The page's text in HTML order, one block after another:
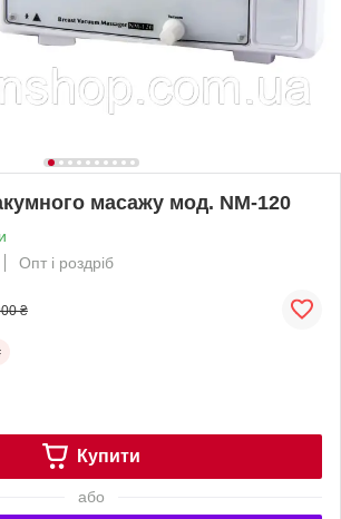
масажу мод. NM-120
Опт і роздріб
₴
Купити
або